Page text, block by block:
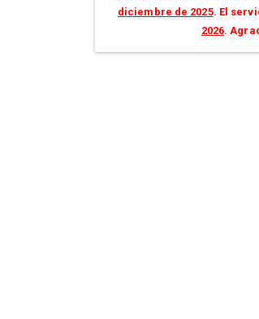
diciembre de 2025. El
2026.